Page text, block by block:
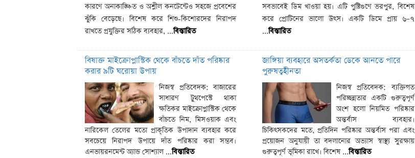
কারণে অনাকাঙ্ক্ষিত ও অশ্লীল কনটেন্টেও সহজে প্রবেশের
ঝুঁকি বেড়েছে। বিশেষ করে শিশু-কিশোরদের নিরাপদ
রাখতে প্রযুক্তির সঠিক ব্যবহার, ...বিস্তারিত
সবভাবেই ডিম খাওয়া হয়। এটি পুষ্টিগুণে ভরপুর, বিশেষ
করে প্রোটিনের ভালো উৎস। একটি ডিমে প্রায় ৬–৭
...বিস্তারিত
বিষাক্ত মাইক্রোপ্লাস্টিক থেকে বাঁচতে দাঁত পরিষ্কার
করার ৯টি ঘরোয়া উপায়
নিজস্ব প্রতিবেদক: বাজারের
সাধারণ টুথপেস্টে থাকা
ক্ষতিকর মাইক্রোপ্লাস্টিক থেকে
বাঁচতে নিম, মিসওয়াক এবং
নারিকেল তেলের মতো প্রাকৃতিক উপাদান ব্যবহার করে
সবচেয়ে নিরাপদ উপায়ে দাঁত পরিষ্কার করা সম্ভব।
এনভায়রনমেন্ট অ্যান্ড সোশ্যাল ...বিস্তারিত
জাঙ্গিয়া ব্যবহারে অসতর্কতা ডেকে আনতে পারে
পুরুষত্বহীনতা
নিজস্ব প্রতিবেদক: ব্যক্তিগত
পরিচ্ছন্নতার একটি গুরুত্বপূর্ণ
অংশ হলো নিয়মিত পরিষ্কার
অন্তর্বাস ব্যবহার।
চিকিৎসকদের মতে, প্রতিদিন পরিষ্কার অন্তর্বাস পরা এবং
প্রয়োজন অনুযায়ী তা বদলানোর অভ্যাস স্বাস্থ্য সুরক্ষায়
গুরুত্বপূর্ণ ভূমিকা রাখে। বিশেষ ...বিস্তারিত